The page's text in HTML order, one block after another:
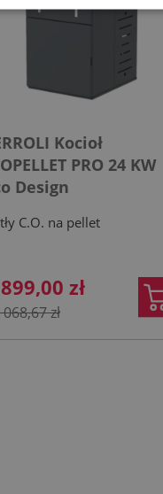
Kocioł
PRO 24 KW
Design
C.O. na pellet
zł
zł